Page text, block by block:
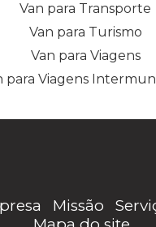
Van para Transporte
Van para Turismo
Van para Viagens
para Viagens
Missão